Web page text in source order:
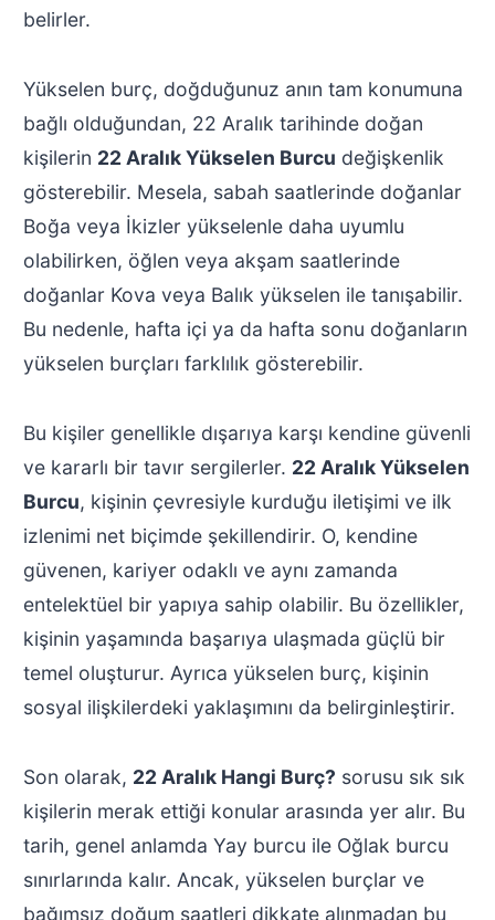
belirler.
Yükselen burç, doğduğunuz anın tam konumuna
bağlı olduğundan, 22 Aralık tarihinde doğan
kişilerin 22 Aralık Yükselen Burcu değişkenlik
gösterebilir. Mesela, sabah saatlerinde doğanlar
Boğa veya İkizler yükselenle daha uyumlu
olabilirken, öğlen veya akşam saatlerinde
doğanlar Kova veya Balık yükselen ile tanışabilir.
Bu nedenle, hafta içi ya da hafta sonu doğanların
yükselen burçları farklılık gösterebilir.
Bu kişiler genellikle dışarıya karşı kendine güvenli
ve kararlı bir tavır sergilerler. 22 Aralık Yükselen
Burcu, kişinin çevresiyle kurduğu iletişimi ve ilk
izlenimi net biçimde şekillendirir. O, kendine
güvenen, kariyer odaklı ve aynı zamanda
entelektüel bir yapıya sahip olabilir. Bu özellikler,
kişinin yaşamında başarıya ulaşmada güçlü bir
temel oluşturur. Ayrıca yükselen burç, kişinin
sosyal ilişkilerdeki yaklaşımını da belirginleştirir.
Son olarak, 22 Aralık Hangi Burç? sorusu sık sık
kişilerin merak ettiği konular arasında yer alır. Bu
tarih, genel anlamda Yay burcu ile Oğlak burcu
sınırlarında kalır. Ancak, yükselen burçlar ve
bağımsız doğum saatleri dikkate alınmadan bu